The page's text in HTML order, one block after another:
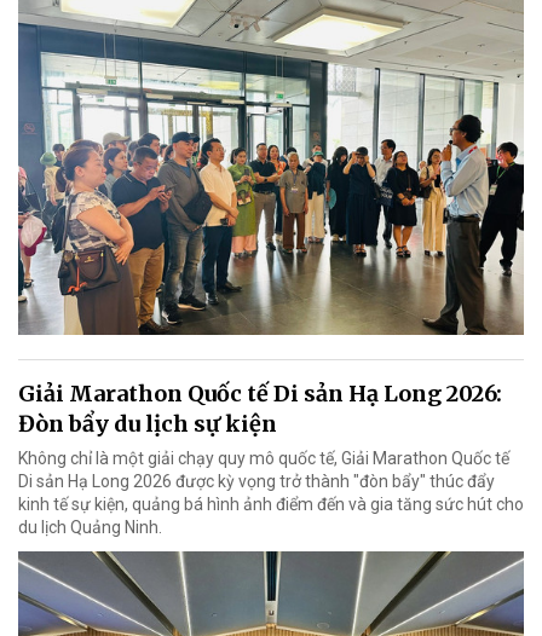
Giải Marathon Quốc tế Di sản Hạ Long 2026:
Đòn bẩy du lịch sự kiện
Không chỉ là một giải chạy quy mô quốc tế, Giải Marathon Quốc tế
Di sản Hạ Long 2026 được kỳ vọng trở thành "đòn bẩy" thúc đẩy
kinh tế sự kiện, quảng bá hình ảnh điểm đến và gia tăng sức hút cho
du lịch Quảng Ninh.